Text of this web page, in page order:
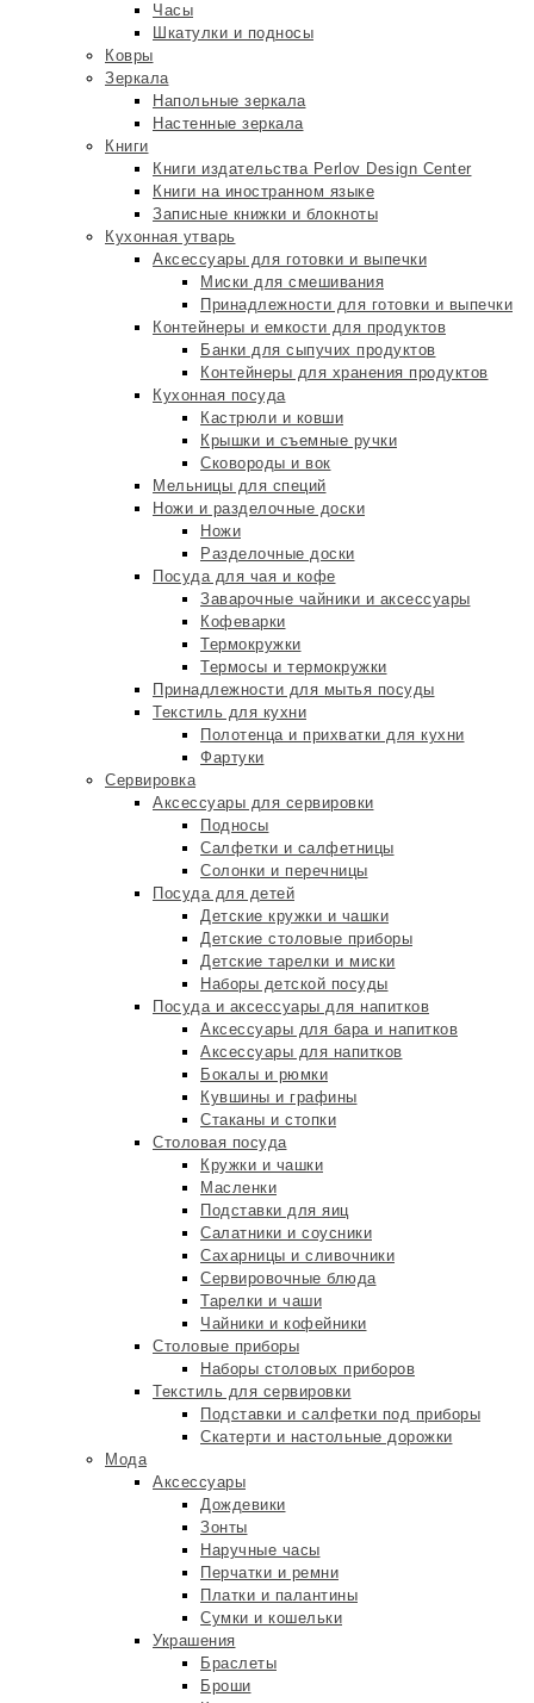
Часы
Шкатулки и подносы
Ковры
Зеркала
Напольные зеркала
Настенные зеркала
Книги
Книги издательства Perlov Design Center
Книги на иностранном языке
Записные книжки и блокноты
Кухонная утварь
Аксессуары для готовки и выпечки
Миски для смешивания
Принадлежности для готовки и выпечки
Контейнеры и емкости для продуктов
Банки для сыпучих продуктов
Контейнеры для хранения продуктов
Кухонная посуда
Кастрюли и ковши
Крышки и съемные ручки
Сковороды и вок
Мельницы для специй
Ножи и разделочные доски
Ножи
Разделочные доски
Посуда для чая и кофе
Заварочные чайники и аксессуары
Кофеварки
Термокружки
Термосы и термокружки
Принадлежности для мытья посуды
Текстиль для кухни
Полотенца и прихватки для кухни
Фартуки
Сервировка
Аксессуары для сервировки
Подносы
Салфетки и салфетницы
Солонки и перечницы
Посуда для детей
Детские кружки и чашки
Детские столовые приборы
Детские тарелки и миски
Наборы детской посуды
Посуда и аксессуары для напитков
Аксессуары для бара и напитков
Аксессуары для напитков
Бокалы и рюмки
Кувшины и графины
Стаканы и стопки
Столовая посуда
Кружки и чашки
Масленки
Подставки для яиц
Салатники и соусники
Сахарницы и сливочники
Сервировочные блюда
Тарелки и чаши
Чайники и кофейники
Столовые приборы
Наборы столовых приборов
Текстиль для сервировки
Подставки и салфетки под приборы
Скатерти и настольные дорожки
Мода
Аксессуары
Дождевики
Зонты
Наручные часы
Перчатки и ремни
Платки и палантины
Сумки и кошельки
Украшения
Браслеты
Броши